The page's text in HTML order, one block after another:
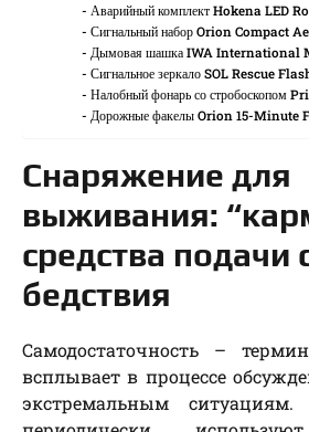
Аварийный комплект Hokena LED
Сигнальный набор Orion Compact
Дымовая шашка IWA International
Сигнальное зеркало SOL Rescue
Налобный фонарь со стробоскопом
Дорожные факелы Orion 15-Minute
Снаряжение для
выживания:
средства подачи
бедствия
Самодостаточность –
всплывает в процессе
экстремальным